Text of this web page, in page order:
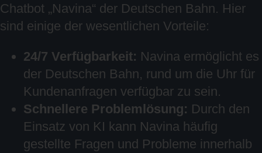
Chatbot „Navina“ der Deutschen Bahn. Hier
sind einige der wesentlichen Vorteile:
24/7 Verfügbarkeit: Navina ermöglicht es
der Deutschen Bahn, rund um die Uhr für
Kundenanfragen verfügbar zu sein.
Schnellere Problemlösung: Durch den
Einsatz von KI kann Navina häufig
gestellte Fragen und Probleme innerhalb